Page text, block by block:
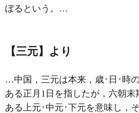
ぼるという。…
【三元】より
…中国，三元は本来，歳･日･時
ある正月1日を指したが，六朝
ある上元･中元･下元を意味し，